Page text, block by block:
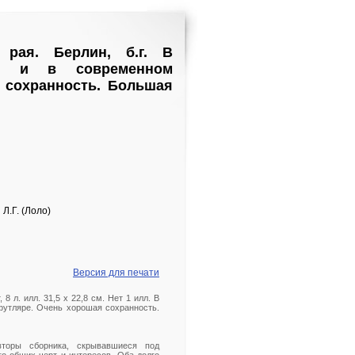
рая. Берлин, б.г. В
и в современном
Большая
Л.Г. (Лоло)
Версия для печати
8 л. илл. 31,5 х 22,8 см. Нет 1 илл. В
Очень хорошая сохранность.
сборника, скрывавшиеся под